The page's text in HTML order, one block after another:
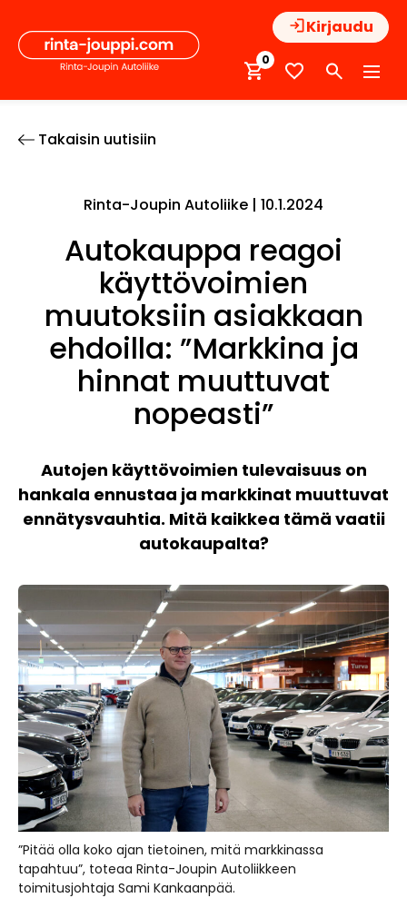
sisältöön
Kirjaudu
0
Takaisin uutisiin
Rinta-Joupin Autoliike | 10.1.2024
Autokauppa reagoi
käyttövoimien
muutoksiin asiakkaan
ehdoilla: ”Markkina ja
hinnat muuttuvat
nopeasti”
Autojen käyttövoimien tulevaisuus on
hankala ennustaa ja markkinat muuttuvat
ennätysvauhtia. Mitä kaikkea tämä vaatii
autokaupalta?
”Pitää olla koko ajan tietoinen, mitä markkinassa
tapahtuu”, toteaa Rinta-Joupin Autoliikkeen
toimitusjohtaja Sami Kankaanpää.